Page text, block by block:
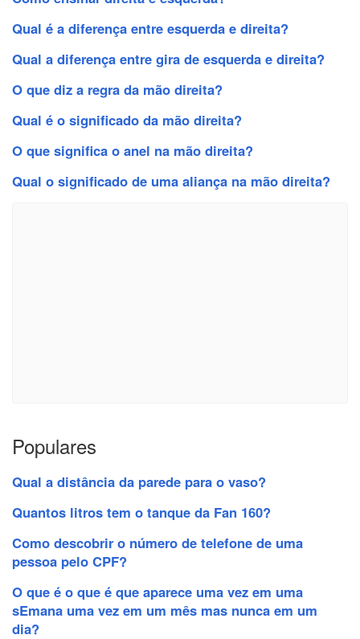
Qual é a diferença entre esquerda e direita?
Qual a diferença entre gira de esquerda e direita?
O que diz a regra da mão direita?
Qual é o significado da mão direita?
O que significa o anel na mão direita?
Qual o significado de uma aliança na mão direita?
Populares
Qual a distância da parede para o vaso?
Quantos litros tem o tanque da Fan 160?
Como descobrir o número de telefone de uma
pessoa pelo CPF?
O que é o que é que aparece uma vez em uma
sEmana uma vez em um mês mas nunca em um
dia?